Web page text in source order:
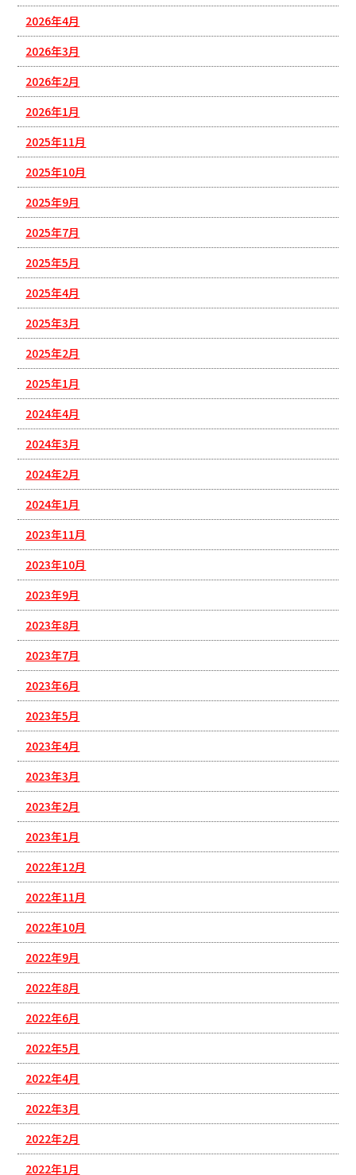
2026年4月
2026年3月
2026年2月
2026年1月
2025年11月
2025年10月
2025年9月
2025年7月
2025年5月
2025年4月
2025年3月
2025年2月
2025年1月
2024年4月
2024年3月
2024年2月
2024年1月
2023年11月
2023年10月
2023年9月
2023年8月
2023年7月
2023年6月
2023年5月
2023年4月
2023年3月
2023年2月
2023年1月
2022年12月
2022年11月
2022年10月
2022年9月
2022年8月
2022年6月
2022年5月
2022年4月
2022年3月
2022年2月
2022年1月